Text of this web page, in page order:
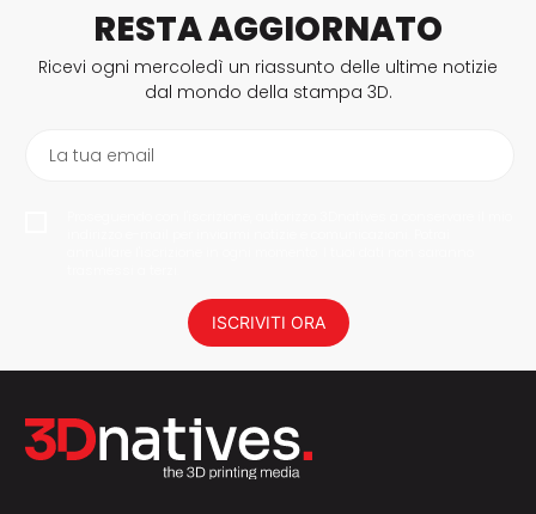
RESTA AGGIORNATO
Ricevi ogni mercoledì un riassunto delle ultime notizie
dal mondo della stampa 3D.
La tua email
ISCRIVITI ORA